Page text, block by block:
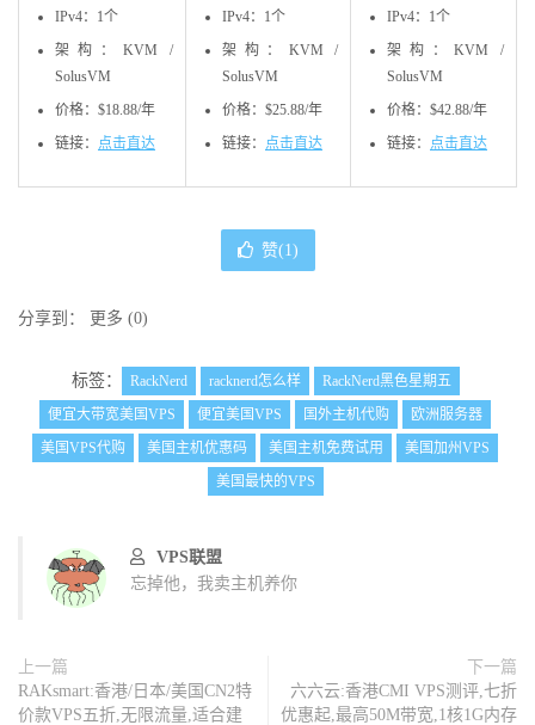
IPv4：1个
架构：KVM /
SolusVM
价格：$18.88/年
链接： 点击直达
IPv4：1个
架构：KVM /
SolusVM
价格：$25.88/年
链接： 点击直达
IPv4：1个
架构：KVM /
SolusVM
价格：$42.88/年
链接： 点击直达
赞(1)
分享到： 更多 (0)
标签： RackNerd racknerd怎么样
RackNerd黑色星期五
便宜大带宽美国VPS
便宜美国VPS 国外主机代购
欧洲服务器
美国VPS代购
美国主机优惠码 美国主机免费试用
美国加州VPS
美国最快的VPS
VPS联盟
忘掉他，我卖主机养你
上一篇
RAKsmart:香港/日本/美国CN2特
价款VPS五折,无限流量,适合建
下一篇
六六云:香港CMI VPS测评,七折
优惠起,最高50M带宽,1核1G内存